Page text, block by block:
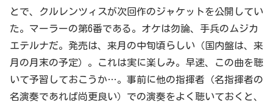
とで、クルレンツィスが次回作のジャケットを公開してい
た。マーラーの第6番である。オケは勿論、手兵のムジカ
エテルナだ。発売は、来月の中旬頃らしい（国内盤は、来
月の月末の予定）。これは実に楽しみ。早速、この曲を聴
いて予習しておこうか…。事前に他の指揮者（名指揮者の
名演奏であれば尚更良い）での演奏をよく聴いておくと、